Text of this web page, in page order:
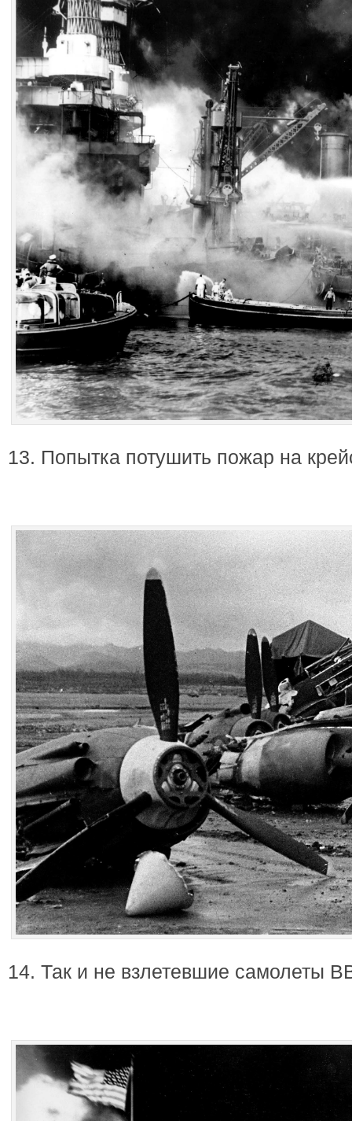
13. Попытка потушить пожар на
14. Так и не взлетевшие самолеты